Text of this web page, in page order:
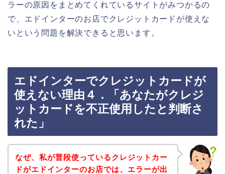
ラーの原因をまとめてくれているサイトがみつかるの
で、エドインターのお店でクレジットカードが使えな
いという問題を解決できると思います。
エドインターでクレジットカードが
使えない理由４．「あなたがクレジ
ットカードを不正使用したと判断さ
れた」
なぜ、私が普段使っているクレジットカー
ドがエドインターのお店では、エラーが出